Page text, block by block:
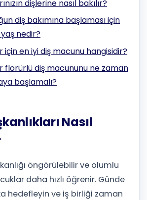
dişlerine nasıl bakılır?
diş bakımına başlaması için
nedir?
için en iyi diş macunu hangisidir?
florürlü diş macununu ne zaman
başlamalı?
Nasıl
öngörülebilir ve olumlu
daha hızlı öğrenir. Günde
hedefleyin ve iş birliği zaman